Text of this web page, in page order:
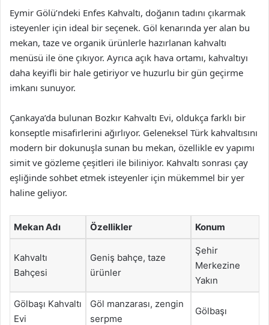
Eymir Gölü’ndeki Enfes Kahvaltı, doğanın tadını çıkarmak
isteyenler için ideal bir seçenek. Göl kenarında yer alan bu
mekan, taze ve organik ürünlerle hazırlanan kahvaltı
menüsü ile öne çıkıyor. Ayrıca açık hava ortamı, kahvaltıyı
daha keyifli bir hale getiriyor ve huzurlu bir gün geçirme
imkanı sunuyor.
Çankaya’da bulunan Bozkır Kahvaltı Evi, oldukça farklı bir
konseptle misafirlerini ağırlıyor. Geleneksel Türk kahvaltısını
modern bir dokunuşla sunan bu mekan, özellikle ev yapımı
simit ve gözleme çeşitleri ile biliniyor. Kahvaltı sonrası çay
eşliğinde sohbet etmek isteyenler için mükemmel bir yer
haline geliyor.
Mekan Adı Özellikler Konum
Kahvaltı
Bahçesi
Geniş bahçe, taze
ürünler
Şehir
Merkezine
Yakın
Gölbaşı Kahvaltı
Evi
Göl manzarası, zengin
serpme
Gölbaşı